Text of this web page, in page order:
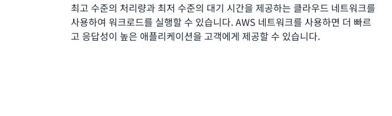
최고 수준의 처리량과 최저 수준의 대기 시간을 제공하는 클라우드 네트워크를
사용하여 워크로드를 실행할 수 있습니다. AWS 네트워크를 사용하면 더 빠르
고 응답성이 높은 애플리케이션을 고객에게 제공할 수 있습니다.